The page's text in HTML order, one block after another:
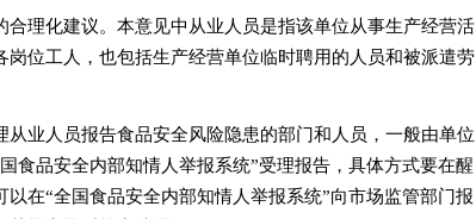
理化建议。本意见中从业人员是指该单位从事生产经营活
位工人，也包括生产经营单位临时聘用的人员和被派遣劳
从业人员报告食品安全风险隐患的部门和人员，一般由单位
食品安全内部知情人举报系统”受理报告，具体方式要在醒
在“全国食品安全内部知情人举报系统”向市场监管部门报